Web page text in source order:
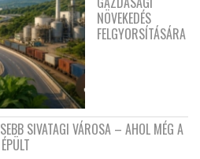
NÖVEKEDÉS
FELGYORSÍTÁSÁRA
SIVATAGI VÁROSA – AHOL MÉG A